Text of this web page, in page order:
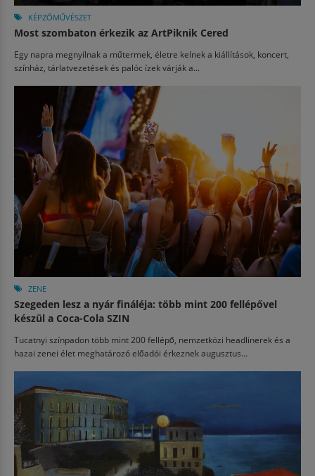
KÉPZŐMŰVÉSZET
Most szombaton érkezik az ArtPiknik Cered
Egy napra megnyílnak a műtermek, életre kelnek a kiállítások, koncert,
színház, tárlatvezetések és palóc ízek várják a...
ZENE
Szegeden lesz a nyár fináléja: több mint 200 fellépővel
készül a Coca-Cola SZIN
Tucatnyi színpadon több mint 200 fellépő, nemzetközi headlinerek és a
hazai zenei élet meghatározó előadói érkeznek augusztus...